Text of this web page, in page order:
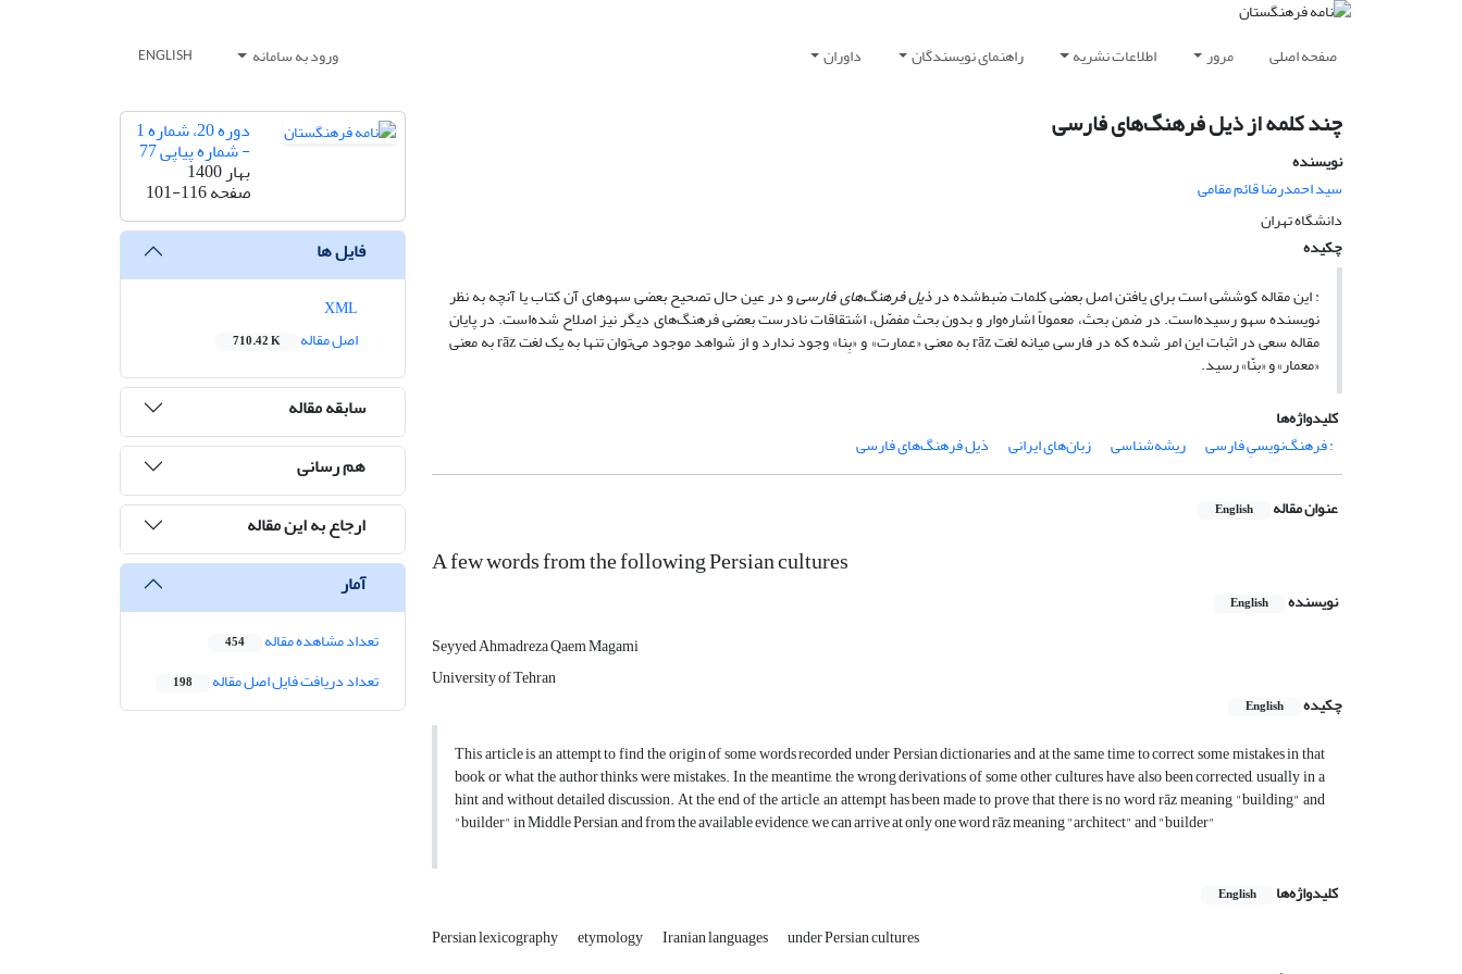
صفحه اصلی مرور اطلاعات نشریه راهنمای نویسندگان داوران ورود به سامانه ENGLISH
چند کلمه از ذیل فرهنگ‌های فارسی
نویسنده
سید احمدرضا قائم مقامی
دانشگاه تهران
چکیده
: این مقاله کوششی است برای یافتن اصل بعضی کلمات ضبط‌شده درذیل فرهنگ‌های فارسیو در عین حال تصحیح بعضی سهوهای آن کتاب یا آنچه به نظر
نویسنده سهو رسیده‌است. در ضمن بحث، معمولاً اشاره‌وار و بدون بحث مفصّل، اشتقاقات نادرست بعضی فرهنگ‌های دیگر نیز اصلاح شده‌است. در پایان
مقاله سعی در اثبات این امر شده که در فارسی میانه لغت rāz به معنی «عمارت» و «بِنا» وجود ندارد و از شواهد موجود می‌توان تنها به یک لغت rāz به معنی
«معمار» و «بنّا» رسید.
کلیدواژه‌ها
: فرهنگ‌نویسیِ فارسی
ریشه‌شناسی زبان‌های ایرانی ذیل فرهنگ‌های فارسی
عنوان مقاله English
A few words from the following Persian cultures
نویسنده English
Seyyed Ahmadreza Qaem Magami
University of Tehran
چکیده
English
This article is an attempt to find the origin of some words recorded under Persian dictionaries and at the same time to correct some mistakes in that
book or what the author thinks were mistakes. In the meantime, the wrong derivations of some other cultures have also been corrected, usually in a
hint and without detailed discussion. At the end of the article, an attempt has been made to prove that there is no word rāz meaning "building" and
"builder" in Middle Persian, and from the available evidence, we can arrive at only one word rāz meaning "architect" and "builder"
کلیدواژه‌ها English
Persian lexicography etymology Iranian languages under Persian cultures
دوره 20، شماره 1
- شماره پیاپی 77
بهار 1400
صفحه101-116
فایل ها
اصل مقاله
710.42 K
سابقه مقاله
هم رسانی
ارجاع به این مقاله
آمار
تعداد مشاهده مقاله 454
تعداد دریافت فایل اصل مقاله 198